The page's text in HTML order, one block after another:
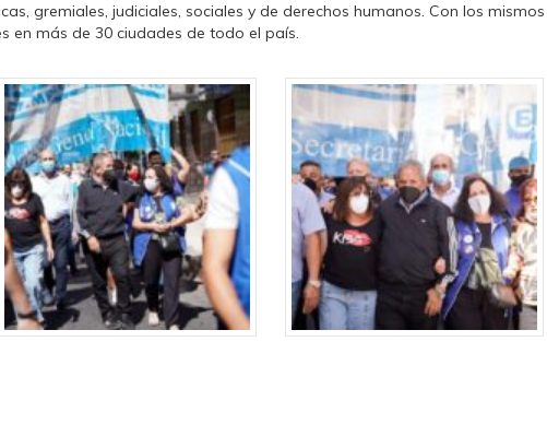
gremiales, judiciales, sociales y de derechos humanos. Con los mismos
en más de 30 ciudades de todo el país.